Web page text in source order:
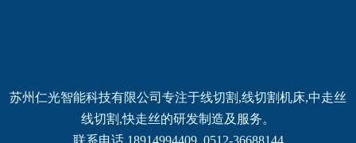
苏州仁光智能科技有限公司专注于线切割,线切割机床,中走丝
线切割,快走丝的研发制造及服务。